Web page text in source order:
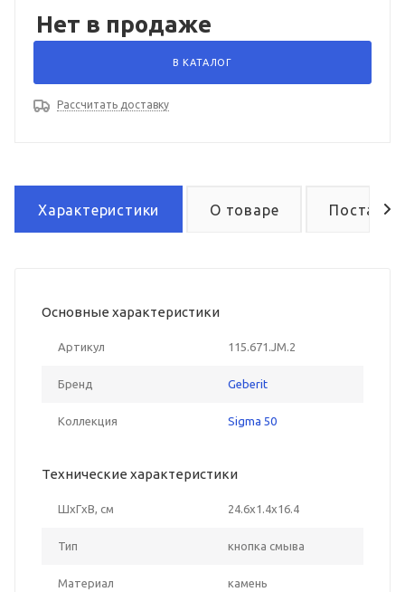
Нет в продаже
В КАТАЛОГ
Рассчитать доставку
Характеристики О товаре Поставка
Основные характеристики
Артикул 115.671.JM.2
Бренд Geberit
Коллекция Sigma 50
Технические характеристики
ШxГxВ, см 24.6x1.4x16.4
Тип кнопка смыва
Материал камень